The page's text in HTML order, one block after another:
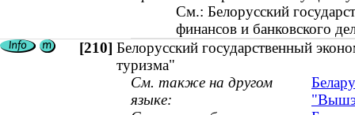
См.: Белорусский
финансов и банковского
[210] Белорусский государственный
туризма"
См. также на другом
языке: